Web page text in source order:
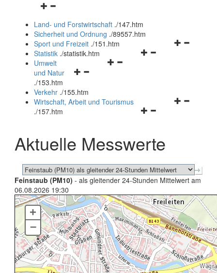
Navigationsmenü
und
schließen
Land- und Forstwirtschaft ./147.htm
Sicherheit und Ordnung ./89557.htm
Navigationsmenü
Sport und Freizeit ./151.htm
Navigationsmenü
Statistik ./statistik.htm
Navigationsmenü
und
schließen
Umwelt
und Natur
./153.htm
Verkehr ./155.htm
Navigationsmenü
schließen
Wirtschaft, Arbeit und Tourismus
./157.htm
Aktuelle Messwerte
Feinstaub (PM10) - als gleitender 24-Stunden Mittelwert am
06.08.2026 19:30
+
–